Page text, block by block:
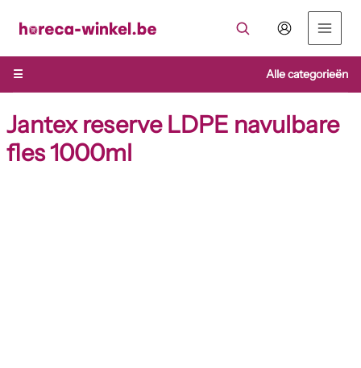
naar
inhoud
☰
Alle categorieën
Jantex reserve LDPE navulbare
fles 1000ml